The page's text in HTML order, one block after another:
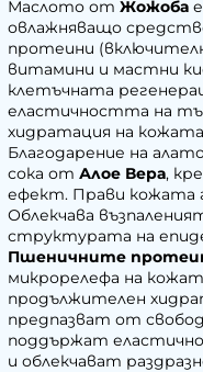
Маслото от Жожоба
овлажняващо
протеини
витамини и мастни
клетъчната
еластичността на
хидратация на
Благодарение на
сока от Алое Вера,
ефект. Прави кожата
Облекчава
структурата на
Пшеничните
микрорелефа на
продължителен
предпазват от
поддържат
и облекчават